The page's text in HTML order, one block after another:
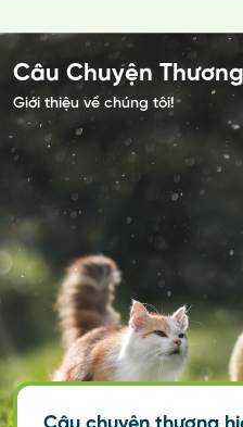
Câu Chuyện
Giới thiệu về chúng tôi!